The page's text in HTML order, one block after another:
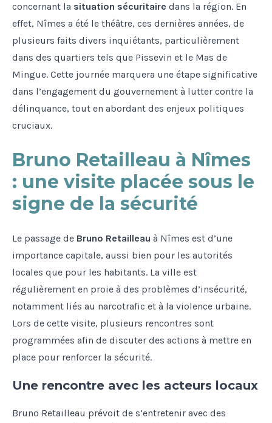
concernant la situation sécuritaire dans la région. En
effet, Nîmes a été le théâtre, ces dernières années, de
plusieurs faits divers inquiétants, particulièrement
dans des quartiers tels que Pissevin et le Mas de
Mingue. Cette journée marquera une étape significative
dans l’engagement du gouvernement à lutter contre la
délinquance, tout en abordant des enjeux politiques
cruciaux.
Bruno Retailleau à Nîmes
: une visite placée sous le
signe de la sécurité
Le passage de Bruno Retailleau à Nîmes est d’une
importance capitale, aussi bien pour les autorités
locales que pour les habitants. La ville est
régulièrement en proie à des problèmes d’insécurité,
notamment liés au narcotrafic et à la violence urbaine.
Lors de cette visite, plusieurs rencontres sont
programmées afin de discuter des actions à mettre en
place pour renforcer la sécurité.
Une rencontre avec les acteurs locaux
Bruno Retailleau prévoit de s’entretenir avec des